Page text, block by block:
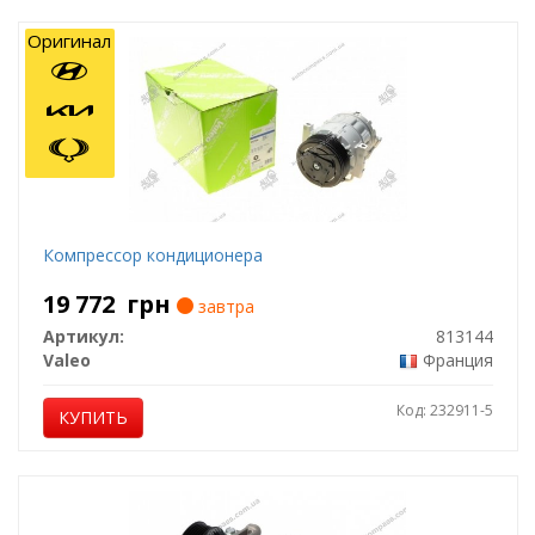
Компрессор кондиционера
19 772 грн
завтра
Артикул:
813144
Valeo
Франция
КУПИТЬ Код: 232911-5
Оригинал